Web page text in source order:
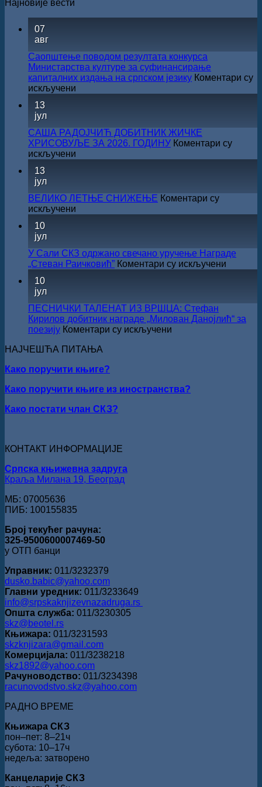
Најновије вести
07
авг
Саопштење поводом резултата конкурса
Министарства културе за суфинансирање
капиталних издања на српском језику Коментари су
искључени
конкурса
Министарства
културе
за
издања
на
српском
13
јул
САША РАДОЈЧИЋ ДОБИТНИК ЖИЧКЕ
ХРИСОВУЉЕ ЗА 2026. ГОДИНУ Коментари су
искључени
ЖИЧКЕ
ХРИСОВУЉЕ
ЗА
13
јул
ВЕЛИКО ЛЕТЊЕ СНИЖЕЊЕ Коментари су
искључени
10
јул
У Сали СКЗ одржано свечано уручење Награде
„Стеван Раичковић” Коментари су искључени
свечано
10
јул
ПЕСНИЧКИ ТАЛЕНАТ ИЗ ВРШЦА: Стефан
Кирилов добитник награде „Милован Данојлић“ за
поезију Коментари су искључени
Кирилов
НАЈЧЕШЋА ПИТАЊА
Како поручити књиге?
Како поручити књиге из иностранства?
Како постати члан СКЗ?
КОНТАКТ ИНФОРМАЦИЈЕ
Српска књижевна задруга
Краља Милана 19, Београд
МБ: 07005636
ПИБ: 100155835
Број текућег рачуна:
325-9500600007469-50
у ОТП банци
Управник: 011/3232379
dusko.babic@yahoo.com
Главни уредник: 011/3233649
info@srpskaknjizevnazadruga.rs
Општа служба: 011/3230305
skz@beotel.rs
Књижара: 011/3231593
skzknjizara@gmail.com
Комерцијала: 011/3238218
skz1892@yahoo.com
Рачуноводство: 011/3234398
racunovodstvo.skz@yahoo.com
РАДНО ВРЕМЕ
Књижара СКЗ
пон‒пет: 8‒21ч
субота: 10‒17ч
недеља: затворено
Канцеларије СКЗ